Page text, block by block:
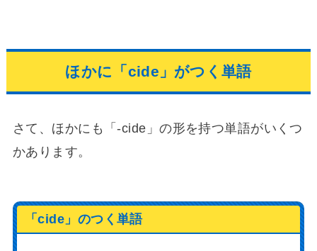
ほかに「cide」がつく単語
さて、ほかにも「-cide」の形を持つ単語がいくつ
かあります。
「cide」のつく単語